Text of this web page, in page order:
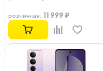
розничная: 11 999 ₽